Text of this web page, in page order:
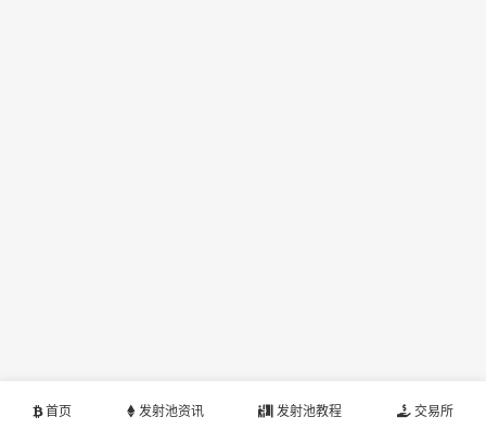
首页 发射池资讯 发射池教程 交易所